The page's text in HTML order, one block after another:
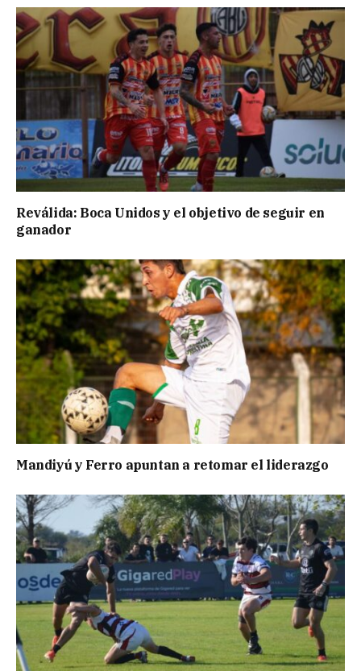
Reválida: Boca Unidos y el objetivo de seguir en
ganador
Mandiyú y Ferro apuntan a retomar el liderazgo